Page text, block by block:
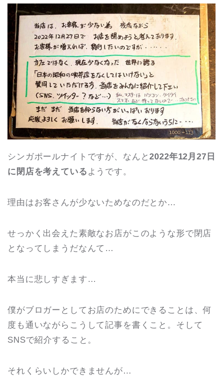
シンガポールナイトですが、なんと2022年12月27日
に閉店を考えている ようです。
理由はお客さんが少ないためなのだとか…
せっかく出会えた素敵なお店がこのような形で閉店
となってしまうだなんて…
本当に悲しすぎます…
僕がブロガーとしてお店のためにできることは、何
度も通いながらこうして記事を書くこと。そして
SNSで紹介すること。
それくらいしかできませんが…